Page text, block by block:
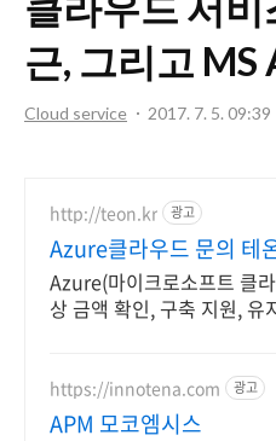
근, 그리고 MS
Cloud service 2017. 7. 5. 09:39
http://teon.kr 광고
Azure클라우드 문의 테
Azure(마이크로소프트 클
상 금액 확인, 구축 지원, 유
https://innotena.com 광고
APM 모코엠시스